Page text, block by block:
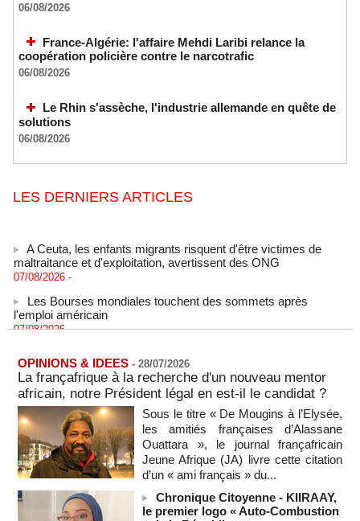
06/08/2026
France-Algérie: l'affaire Mehdi Laribi relance la
coopération policière contre le narcotrafic
06/08/2026
Le Rhin s'assèche, l'industrie allemande en quête de
solutions
06/08/2026
LES DERNIERS ARTICLES
maltraitance et d'exploitation, avertissent des ONG
07/08/2026 -
l'emploi américain
07/08/2026 -
Alassane Ouattara appelle à la contribution de toutes les forces
vives de la nation
07/08/2026 -
Polémique à l’Assemblée nationale : Yaël Braun-Pivet se dit
"dépassée" par les critiques concernant le nouveau pavillon
07/08/2026 -
Depuis le « cessez-le-feu » à Gaza, les forces israéliennes
ont tué 300 enfants palestiniens (UNICEF)
07/08/2026 -
Guinée-Bissau - Première visite de la médiation sénégalaise
OPINIONS & IDEES - 28/07/2026
La françafrique à la recherche d'un nouveau mentor
africain, notre Président légal en est-il le candidat ?
Sous le titre « De Mougins à l’Elysée,
les amitiés françaises d’Alassane
Ouattara », le journal françafricain
Jeune Afrique (JA) livre cette citation
d’un « ami français » du...
Chronique Citoyenne - KIIRAAY,
le premier logo « Auto-Combustion